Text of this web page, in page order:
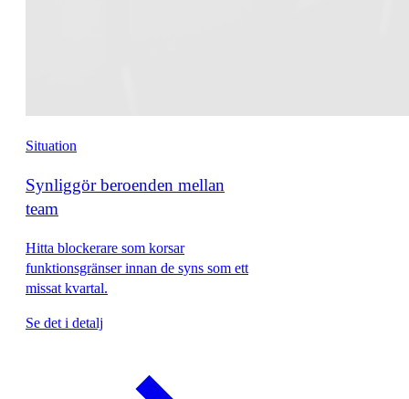
Situation
Synliggör beroenden mellan
team
Hitta blockerare som korsar
funktionsgränser innan de syns som ett
missat kvartal.
Se det i detalj